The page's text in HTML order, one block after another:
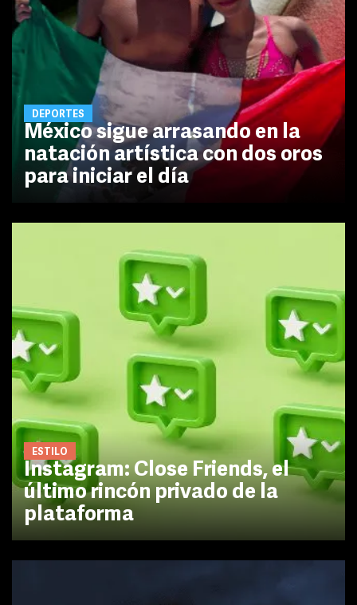
DEPORTES
México sigue arrasando en la
natación artística con dos oros
para iniciar el día
ESTILO
Instagram: Close Friends, el
último rincón privado de la
plataforma